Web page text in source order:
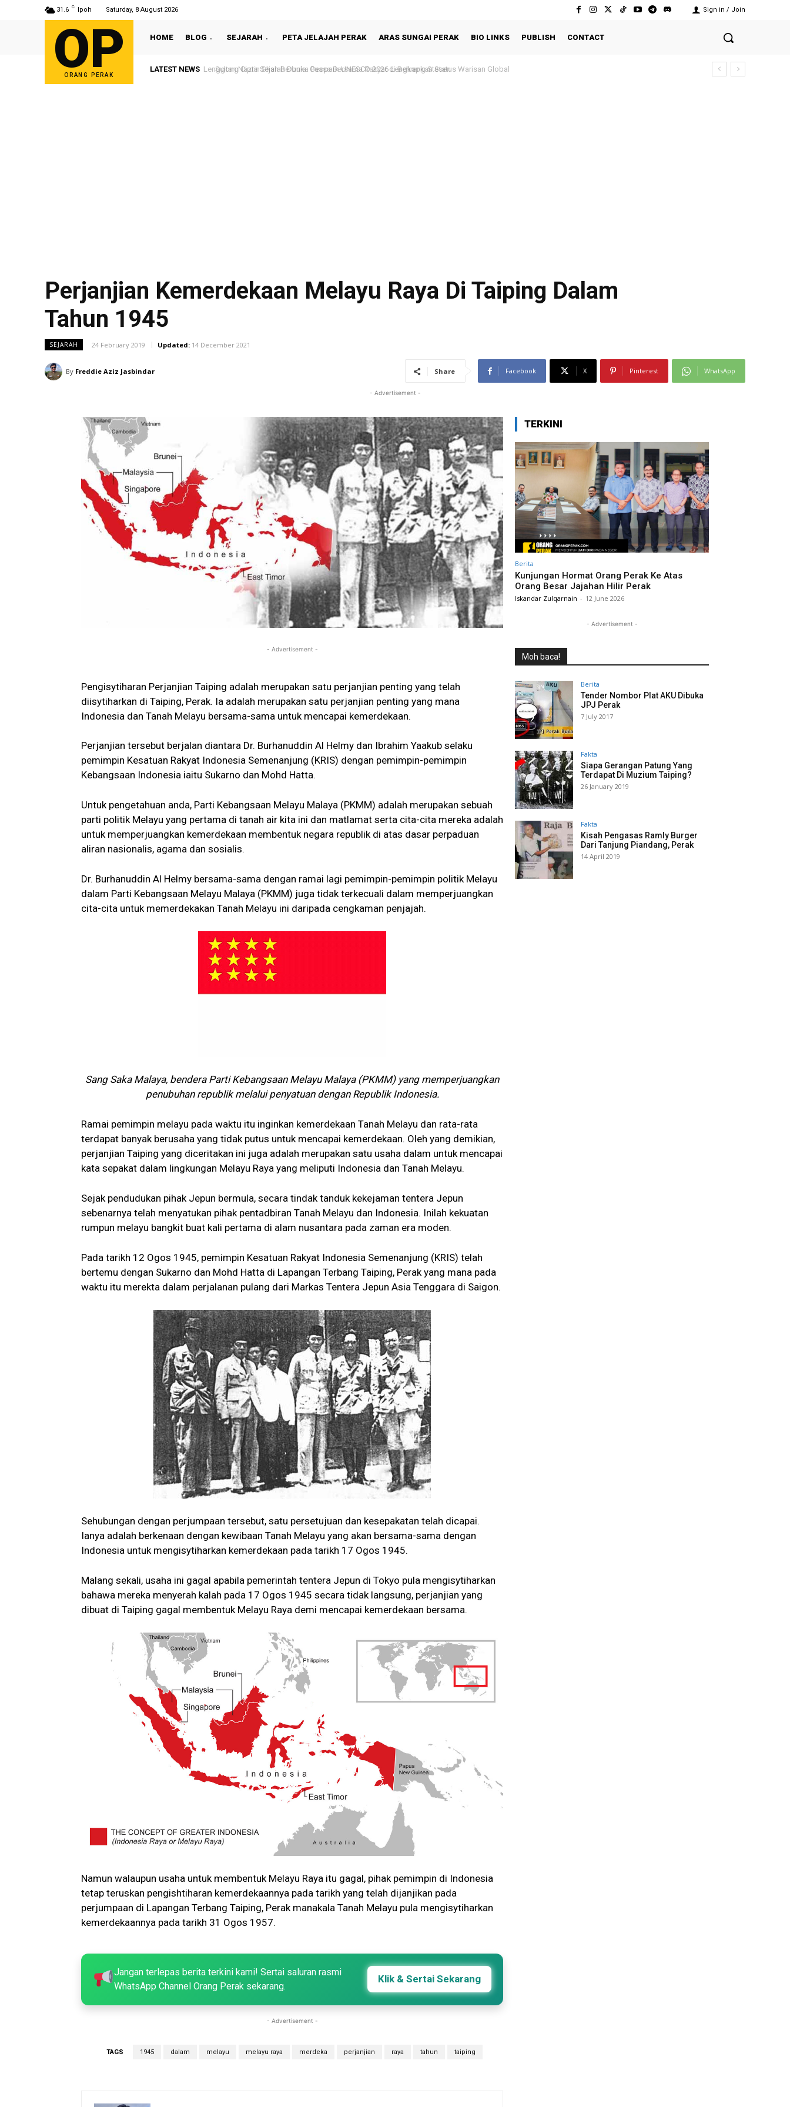
31.6 C Ipoh Saturday, 8 August 2026 Sign in / Join
OP
ORANG PERAK
HOME BLOG SEJARAH PETA JELAJAH PERAK ARAS SUNGAI PERAK BIO LINKS PUBLISH CONTACT
LATEST NEWS Sultan Nazrin Shah Berbuka Puasa Bersama Rakyat di Behrang Stesen
Perjanjian Kemerdekaan Melayu Raya Di Taiping Dalam
Tahun 1945
SEJARAH 24 February 2019 Updated: 14 December 2021
By Freddie Aziz Jasbindar Share Facebook X Pinterest WhatsApp
- Advertisement -
- Advertisement -
Pengisytiharan Perjanjian Taiping adalah merupakan satu perjanjian penting yang telah
diisytiharkan di Taiping, Perak. Ia adalah merupakan satu perjanjian penting yang mana
Indonesia dan Tanah Melayu bersama-sama untuk mencapai kemerdekaan.
Perjanjian tersebut berjalan diantara Dr. Burhanuddin Al Helmy dan Ibrahim Yaakub selaku
pemimpin Kesatuan Rakyat Indonesia Semenanjung (KRIS) dengan pemimpin-pemimpin
Kebangsaan Indonesia iaitu Sukarno dan Mohd Hatta.
Untuk pengetahuan anda, Parti Kebangsaan Melayu Malaya (PKMM) adalah merupakan sebuah
parti politik Melayu yang pertama di tanah air kita ini dan matlamat serta cita-cita mereka adalah
untuk memperjuangkan kemerdekaan membentuk negara republik di atas dasar perpaduan
aliran nasionalis, agama dan sosialis.
Dr. Burhanuddin Al Helmy bersama-sama dengan ramai lagi pemimpin-pemimpin politik Melayu
dalam Parti Kebangsaan Melayu Malaya (PKMM) juga tidak terkecuali dalam memperjuangkan
cita-cita untuk memerdekakan Tanah Melayu ini daripada cengkaman penjajah.
Sang Saka Malaya, bendera Parti Kebangsaan Melayu Malaya (PKMM) yang memperjuangkan
penubuhan republik melalui penyatuan dengan Republik Indonesia.
Ramai pemimpin melayu pada waktu itu inginkan kemerdekaan Tanah Melayu dan rata-rata
terdapat banyak berusaha yang tidak putus untuk mencapai kemerdekaan. Oleh yang demikian,
perjanjian Taiping yang diceritakan ini juga adalah merupakan satu usaha dalam untuk mencapai
kata sepakat dalam lingkungan Melayu Raya yang meliputi Indonesia dan Tanah Melayu.
Sejak pendudukan pihak Jepun bermula, secara tindak tanduk kekejaman tentera Jepun
sebenarnya telah menyatukan pihak pentadbiran Tanah Melayu dan Indonesia. Inilah kekuatan
rumpun melayu bangkit buat kali pertama di alam nusantara pada zaman era moden.
Pada tarikh 12 Ogos 1945, pemimpin Kesatuan Rakyat Indonesia Semenanjung (KRIS) telah
bertemu dengan Sukarno dan Mohd Hatta di Lapangan Terbang Taiping, Perak yang mana pada
waktu itu merekta dalam perjalanan pulang dari Markas Tentera Jepun Asia Tenggara di Saigon.
Sehubungan dengan perjumpaan tersebut, satu persetujuan dan kesepakatan telah dicapai.
Ianya adalah berkenaan dengan kewibaan Tanah Melayu yang akan bersama-sama dengan
Indonesia untuk mengisytiharkan kemerdekaan pada tarikh 17 Ogos 1945.
Malang sekali, usaha ini gagal apabila pemerintah tentera Jepun di Tokyo pula mengisytiharkan
bahawa mereka menyerah kalah pada 17 Ogos 1945 secara tidak langsung, perjanjian yang
dibuat di Taiping gagal membentuk Melayu Raya demi mencapai kemerdekaan bersama.
Namun walaupun usaha untuk membentuk Melayu Raya itu gagal, pihak pemimpin di Indonesia
tetap teruskan pengishtiharan kemerdekaannya pada tarikh yang telah dijanjikan pada
perjumpaan di Lapangan Terbang Taiping, Perak manakala Tanah Melayu pula mengisytiharkan
kemerdekaannya pada tarikh 31 Ogos 1957.
Jangan terlepas berita terkini kami! Sertai saluran rasmi
WhatsApp Channel Orang Perak sekarang.
Klik & Sertai Sekarang
- Advertisement -
TAGS 1945 dalam melayu melayu raya merdeka perjanjian raya tahun taiping
TERKINI
Berita
Kunjungan Hormat Orang Perak Ke Atas
Orang Besar Jajahan Hilir Perak
Iskandar Zulqarnain - 12 June 2026
- Advertisement -
Moh baca!
Berita
Tender Nombor Plat AKU Dibuka
JPJ Perak
7 July 2017
Fakta
Siapa Gerangan Patung Yang
Terdapat Di Muzium Taiping?
26 January 2019
Fakta
Kisah Pengasas Ramly Burger
Dari Tanjung Piandang, Perak
14 April 2019